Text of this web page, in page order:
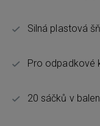
Silná plastová
Pro odpadkové
20 sáčků v